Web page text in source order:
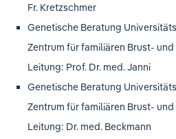
Fr. Kretzschmer
Genetische Beratung
Zentrum für familiären Brust-
Leitung: Prof. Dr. med. Janni
Genetische Beratung
Zentrum für familiären Brust-
Leitung: Dr. med. Beckmann